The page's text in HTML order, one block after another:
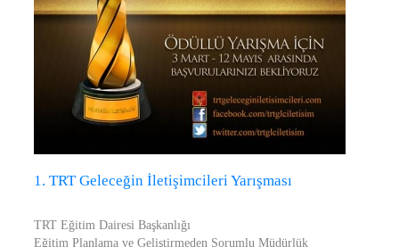
1. TRT Geleceğin İletişimcileri Yarışması
TRT Eğitim Dairesi Başkanlığı
Eğitim Planlama ve Geliştirmeden Sorumlu Müdürlük